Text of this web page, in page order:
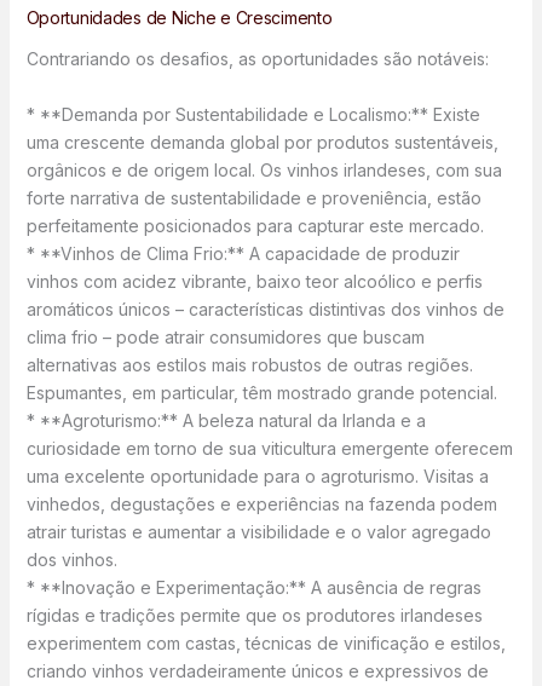
Oportunidades de Niche e Crescimento
Contrariando os desafios, as oportunidades são notáveis:
* **Demanda por Sustentabilidade e Localismo:** Existe
uma crescente demanda global por produtos sustentáveis,
orgânicos e de origem local. Os vinhos irlandeses, com sua
forte narrativa de sustentabilidade e proveniência, estão
perfeitamente posicionados para capturar este mercado.
* **Vinhos de Clima Frio:** A capacidade de produzir
vinhos com acidez vibrante, baixo teor alcoólico e perfis
aromáticos únicos – características distintivas dos vinhos de
clima frio – pode atrair consumidores que buscam
alternativas aos estilos mais robustos de outras regiões.
Espumantes, em particular, têm mostrado grande potencial.
* **Agroturismo:** A beleza natural da Irlanda e a
curiosidade em torno de sua viticultura emergente oferecem
uma excelente oportunidade para o agroturismo. Visitas a
vinhedos, degustações e experiências na fazenda podem
atrair turistas e aumentar a visibilidade e o valor agregado
dos vinhos.
* **Inovação e Experimentação:** A ausência de regras
rígidas e tradições permite que os produtores irlandeses
experimentem com castas, técnicas de vinificação e estilos,
criando vinhos verdadeiramente únicos e expressivos de